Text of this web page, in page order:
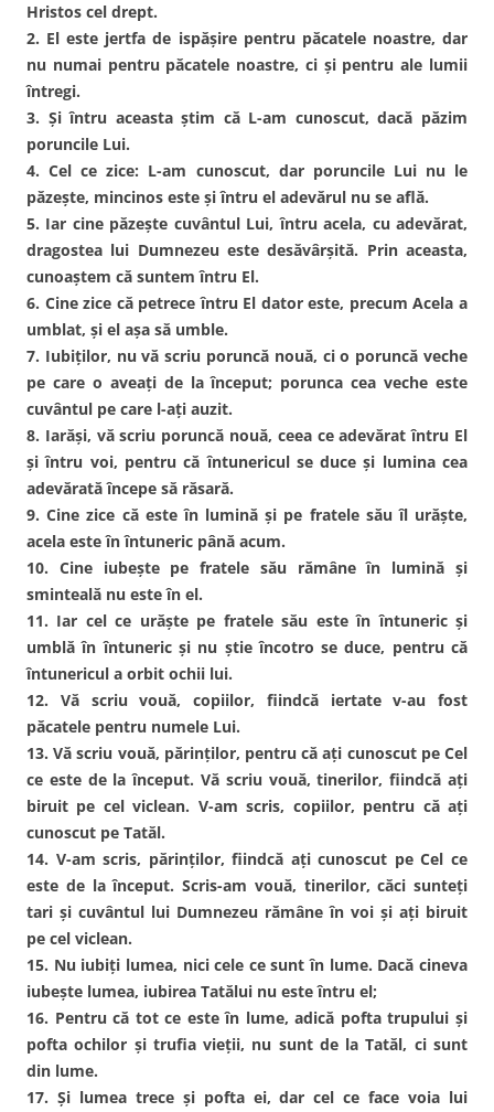
Hristos cel drept.
2. El este jertfa de ispăşire pentru păcatele noastre, dar
nu numai pentru păcatele noastre, ci şi pentru ale lumii
întregi.
3. Şi întru aceasta ştim că L-am cunoscut, dacă păzim
poruncile Lui.
4. Cel ce zice: L-am cunoscut, dar poruncile Lui nu le
păzeşte, mincinos este şi întru el adevărul nu se află.
5. Iar cine păzeşte cuvântul Lui, întru acela, cu adevărat,
dragostea lui Dumnezeu este desăvârşită. Prin aceasta,
cunoaştem că suntem întru El.
6. Cine zice că petrece întru El dator este, precum Acela a
umblat, şi el aşa să umble.
7. Iubiţilor, nu vă scriu poruncă nouă, ci o poruncă veche
pe care o aveaţi de la început; porunca cea veche este
cuvântul pe care l-aţi auzit.
8. Iarăşi, vă scriu poruncă nouă, ceea ce adevărat întru El
şi întru voi, pentru că întunericul se duce şi lumina cea
adevărată începe să răsară.
9. Cine zice că este în lumină şi pe fratele său îl urăşte,
acela este în întuneric până acum.
10. Cine iubeşte pe fratele său rămâne în lumină şi
sminteală nu este în el.
11. Iar cel ce urăşte pe fratele său este în întuneric şi
umblă în întuneric şi nu ştie încotro se duce, pentru că
întunericul a orbit ochii lui.
12. Vă scriu vouă, copiilor, fiindcă iertate v-au fost
păcatele pentru numele Lui.
13. Vă scriu vouă, părinţilor, pentru că aţi cunoscut pe Cel
ce este de la început. Vă scriu vouă, tinerilor, fiindcă aţi
biruit pe cel viclean. V-am scris, copiilor, pentru că aţi
cunoscut pe Tatăl.
14. V-am scris, părinţilor, fiindcă aţi cunoscut pe Cel ce
este de la început. Scris-am vouă, tinerilor, căci sunteţi
tari şi cuvântul lui Dumnezeu rămâne în voi şi aţi biruit
pe cel viclean.
15. Nu iubiţi lumea, nici cele ce sunt în lume. Dacă cineva
iubeşte lumea, iubirea Tatălui nu este întru el;
16. Pentru că tot ce este în lume, adică pofta trupului şi
pofta ochilor şi trufia vieţii, nu sunt de la Tatăl, ci sunt
din lume.
17. Şi lumea trece şi pofta ei, dar cel ce face voia lui